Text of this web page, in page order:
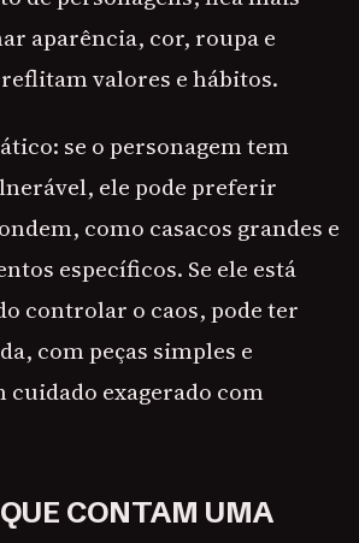
aparência, cor, roupa e
valores e hábitos.
se o personagem tem
ele pode preferir
como casacos grandes e
específicos. Se ele está
controlar o caos, pode ter
com peças simples e
cuidado exagerado com
CONTAM UMA